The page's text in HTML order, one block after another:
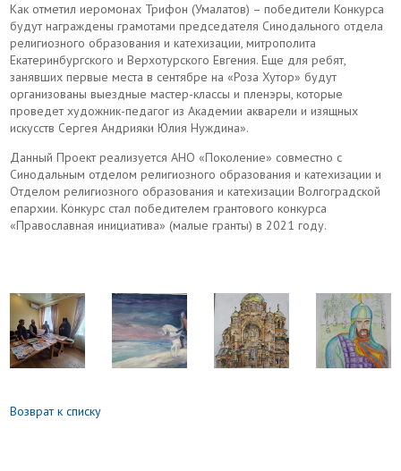
Как отметил иеромонах Трифон (Умалатов) – победители Конкурса
будут награждены грамотами председателя Синодального отдела
религиозного образования и катехизации, митрополита
Екатеринбургского и Верхотурского Евгения. Еще для ребят,
занявших первые места в сентябре на «Роза Хутор» будут
организованы выездные мастер-классы и пленэры, которые
проведет художник-педагог из Академии акварели и изящных
искусств Сергея Андрияки Юлия Нуждина».
Данный Проект реализуется АНО «Поколение» совместно с
Синодальным отделом религиозного образования и катехизации и
Отделом религиозного образования и катехизации Волгоградской
епархии. Конкурс стал победителем грантового конкурса
«Православная инициатива» (малые гранты) в 2021 году.
Возврат к списку